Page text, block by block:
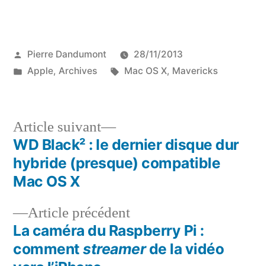
Publié
par
Pierre Dandumont
28/11/2013
Publié
Apple, Archives Étiquettes :
Mac OS X, Mavericks
Navigation
de
l’article
Article précédentArticle
précédent :
La caméra du Raspberry Pi :
commentstreamerde la vidéo
Article suivant
Article
suivant :
WD Black² : le dernier disque dur
hybride (presque) compatible
Mac OS X